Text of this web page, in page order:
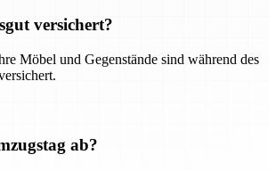
versichert?
Möbel und Gegenstände sind während des
ab?